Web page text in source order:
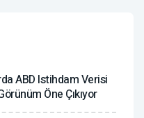
ABD Istihdam Verisi
Öne Çıkıyor